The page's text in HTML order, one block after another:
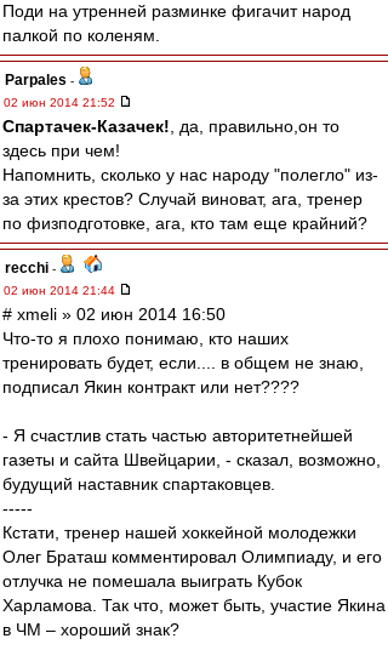
Поди на утренней разминке фигачит народ
палкой по коленям.
Parpales -
02 июн 2014 21:52
Спартачек-Казачек! , да, правильно,он то
здесь при чем!
Напомнить, сколько у нас народу "полегло" из-
за этих крестов? Случай виноват, ага, тренер
по физподготовке, ага, кто там еще крайний?
recchi -
02 июн 2014 21:44
# xmeli » 02 июн 2014 16:50
Что-то я плохо понимаю, кто наших
тренировать будет, если.... в общем не знаю,
подписал Якин контракт или нет????
- Я счастлив стать частью авторитетнейшей
газеты и сайта Швейцарии, - сказал, возможно,
будущий наставник спартаковцев.
-----
Кстати, тренер нашей хоккейной молодежки
Олег Браташ комментировал Олимпиаду, и его
отлучка не помешала выиграть Кубок
Харламова. Так что, может быть, участие Якина
в ЧМ – хороший знак?